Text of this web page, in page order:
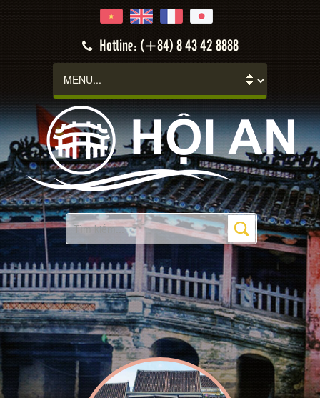
Hotline: (+84) 8 43 42 8888